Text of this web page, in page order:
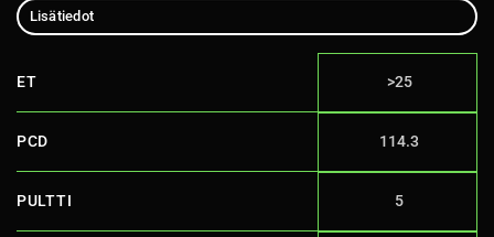
Lisätiedot
ET >25
PCD 114.3
PULTTI 5